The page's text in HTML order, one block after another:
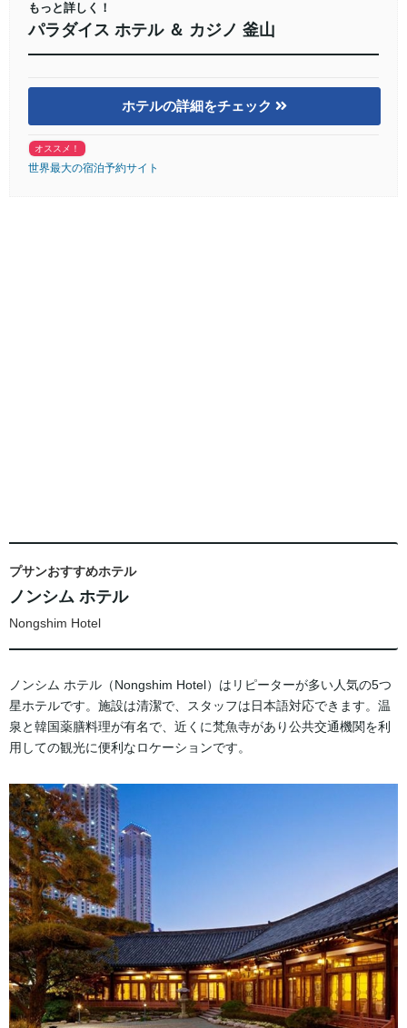
もっと詳しく！
パラダイス ホテル ＆ カジノ 釜山
ホテルの詳細をチェック
オススメ！
世界最大の宿泊予約サイト
プサンおすすめホテル
ノンシム ホテル
Nongshim Hotel
ノンシム ホテル（Nongshim Hotel）はリピーターが多い人気の5つ
星ホテルです。施設は清潔で、スタッフは日本語対応できます。温
泉と韓国薬膳料理が有名で、近くに梵魚寺があり公共交通機関を利
用しての観光に便利なロケーションです。